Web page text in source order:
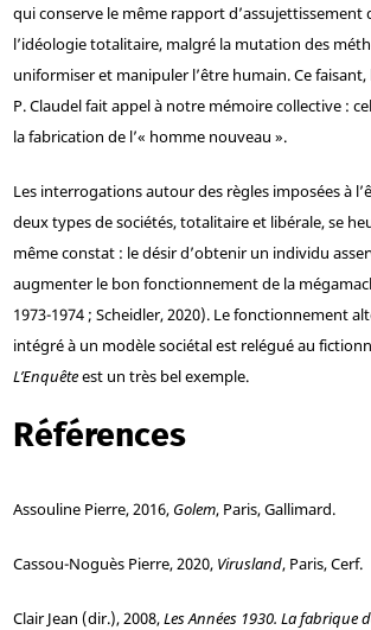
qui conserve le même rapport d’assujettissement
l’idéologie totalitaire, malgré la mutation des
uniformiser et manipuler l’être humain. Ce
P. Claudel fait appel à notre mémoire collective :
la fabrication de l’« homme nouveau ».
Les interrogations autour des règles imposées à
deux types de sociétés, totalitaire et libérale, se
même constat : le désir d’obtenir un individu
augmenter le bon fonctionnement de la
1973-1974 ; Scheidler, 2020). Le fonctionnement
intégré à un modèle sociétal est relégué au
L’Enquêteest un très bel exemple.
Références
AssoulinePierre, 2016, Golem, Paris, Gallimard.
Cassou-NoguèsPierre, 2020, Virusland, Paris, Cerf.
ClairJean (dir.), 2008,Les Années 1930. La fabrique